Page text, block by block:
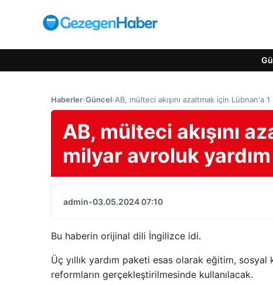
Haberler›Güncel›AB, mülteci akışını azaltmak için Lübnan'a
AB, mülteci akışını
milyar avroluk
admin•03.05.2024 07:10
Bu haberin orijinal dili İngilizce idi.
Üç yıllık yardım paketi esas olarak eğitim, sosyal
reformların gerçekleştirilmesinde kullanılacak.